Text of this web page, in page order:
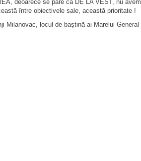
deoarece se pare că DE LA VEST, nu avem
între obiectivele sale, această prioritate !
Milanovac, locul de baştină ai Marelui General